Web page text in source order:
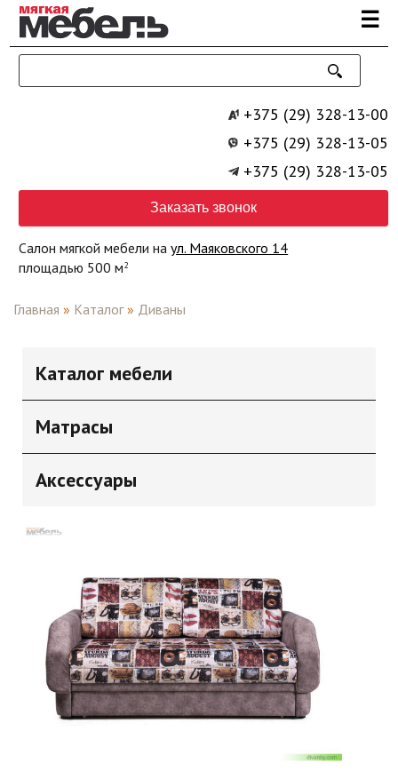
Перейти к основному содержанию ☰
+375 (29) 328-13-00
+375 (29) 328-13-05
+375 (29) 328-13-05
Заказать звонок
Салон мягкой мебели наул. Маяковского 14
площадью 500 м2
Главная » Каталог » Диваны
Каталог мебели
Матрасы
Аксессуары